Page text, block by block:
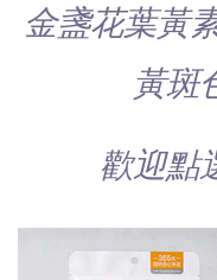
金盞花葉黃
黃斑
歡迎點